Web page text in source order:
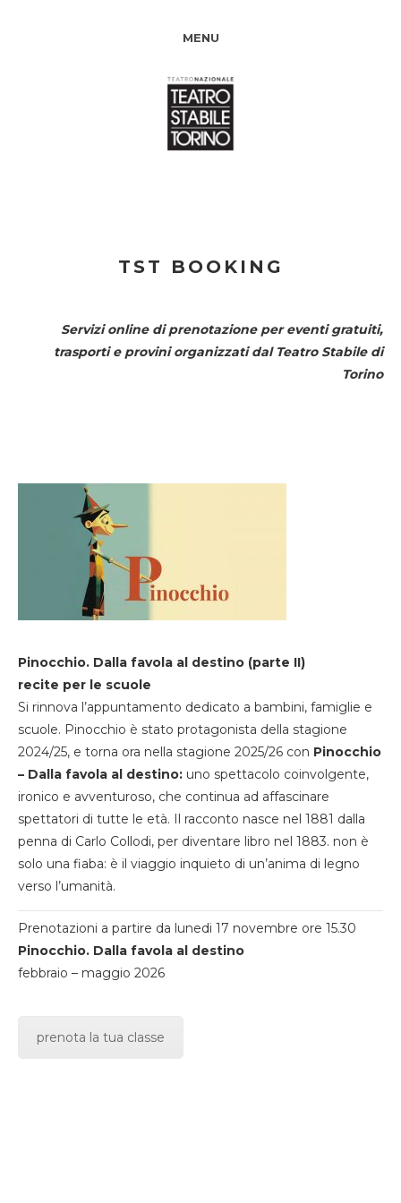
MENU
TST BOOKING
Servizi online di prenotazione per eventi gratuiti,
trasporti e provini organizzati dal Teatro Stabile di
Torino
Pinocchio. Dalla favola al destino (parte II)
recite per le scuole
Si rinnova l’appuntamento dedicato a bambini, famiglie e
scuole. Pinocchio è stato protagonista della stagione
2024/25, e torna ora nella stagione 2025/26 con Pinocchio
– Dalla favola al destino: uno spettacolo coinvolgente,
ironico e avventuroso, che continua ad affascinare
spettatori di tutte le età. Il racconto nasce nel 1881 dalla
penna di Carlo Collodi, per diventare libro nel 1883. non è
solo una fiaba: è il viaggio inquieto di un’anima di legno
verso l’umanità.
Prenotazioni a partire da lunedi 17 novembre ore 15.30
Pinocchio. Dalla favola al destino
febbraio – maggio 2026
prenota la tua classe